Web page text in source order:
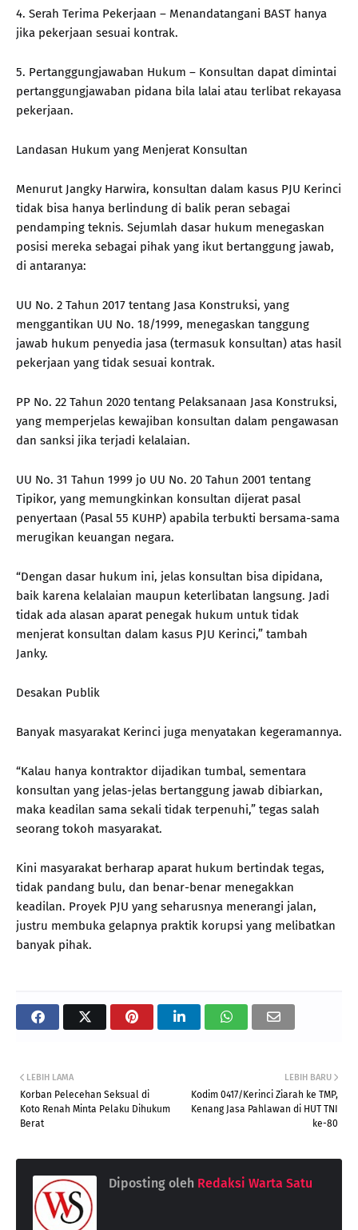
4. Serah Terima Pekerjaan – Menandatangani BAST hanya
jika pekerjaan sesuai kontrak.
5. Pertanggungjawaban Hukum – Konsultan dapat dimintai
pertanggungjawaban pidana bila lalai atau terlibat rekayasa
pekerjaan.
Landasan Hukum yang Menjerat Konsultan
Menurut Jangky Harwira, konsultan dalam kasus PJU Kerinci
tidak bisa hanya berlindung di balik peran sebagai
pendamping teknis. Sejumlah dasar hukum menegaskan
posisi mereka sebagai pihak yang ikut bertanggung jawab,
di antaranya:
UU No. 2 Tahun 2017 tentang Jasa Konstruksi, yang
menggantikan UU No. 18/1999, menegaskan tanggung
jawab hukum penyedia jasa (termasuk konsultan) atas hasil
pekerjaan yang tidak sesuai kontrak.
PP No. 22 Tahun 2020 tentang Pelaksanaan Jasa Konstruksi,
yang memperjelas kewajiban konsultan dalam pengawasan
dan sanksi jika terjadi kelalaian.
UU No. 31 Tahun 1999 jo UU No. 20 Tahun 2001 tentang
Tipikor, yang memungkinkan konsultan dijerat pasal
penyertaan (Pasal 55 KUHP) apabila terbukti bersama-sama
merugikan keuangan negara.
“Dengan dasar hukum ini, jelas konsultan bisa dipidana,
baik karena kelalaian maupun keterlibatan langsung. Jadi
tidak ada alasan aparat penegak hukum untuk tidak
menjerat konsultan dalam kasus PJU Kerinci,” tambah
Janky.
Desakan Publik
Banyak masyarakat Kerinci juga menyatakan kegeramannya.
“Kalau hanya kontraktor dijadikan tumbal, sementara
konsultan yang jelas-jelas bertanggung jawab dibiarkan,
maka keadilan sama sekali tidak terpenuhi,” tegas salah
seorang tokoh masyarakat.
Kini masyarakat berharap aparat hukum bertindak tegas,
tidak pandang bulu, dan benar-benar menegakkan
keadilan. Proyek PJU yang seharusnya menerangi jalan,
justru membuka gelapnya praktik korupsi yang melibatkan
banyak pihak.
LEBIH BARU
Kodim 0417/Kerinci Ziarah ke TMP,
Kenang Jasa Pahlawan di HUT TNI
ke-80
LEBIH LAMA
Korban Pelecehan Seksual di
Koto Renah Minta Pelaku Dihukum
Berat
Diposting oleh Redaksi Warta Satu